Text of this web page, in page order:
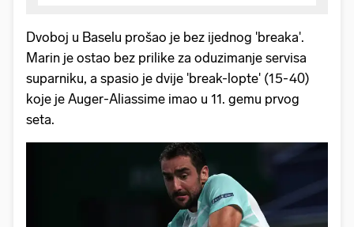
Dvoboj u Baselu prošao je bez ijednog 'breaka'.
Marin je ostao bez prilike za oduzimanje servisa
suparniku, a spasio je dvije 'break-lopte' (15-40)
koje je Auger-Aliassime imao u 11. gemu prvog
seta.